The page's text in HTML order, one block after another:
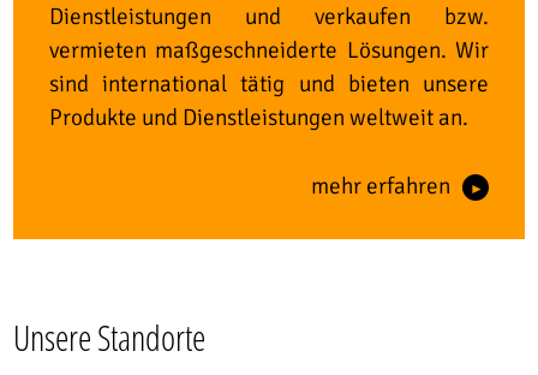
Dienstleistungen und verkaufen bzw.
vermieten maßgeschneiderte Lösungen. Wir
sind international tätig und bieten unsere
Produkte und Dienstleistungen weltweit an.
mehr erfahren
Unsere Standorte